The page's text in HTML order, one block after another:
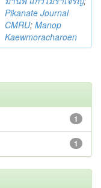
Pikanate Journal
CMRU; Manop
Kaewmoracharoen
1
1